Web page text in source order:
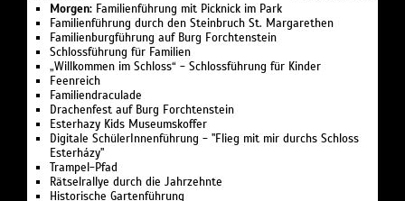
Morgen: Familienführung mit Picknick im Park
Familienführung durch den Steinbruch St. Margarethen
Familienburgführung auf Burg Forchtenstein
Schlossführung für Familien
„Willkommen im Schloss“ - Schlossführung für Kinder
Feenreich
Familiendraculade
Drachenfest auf Burg Forchtenstein
Esterhazy Kids Museumskoffer
Digitale SchülerInnenführung - "Flieg mit mir durchs Schloss
Esterházy"
Trampel-Pfad
Rätselrallye durch die Jahrzehnte
Historische Gartenführung